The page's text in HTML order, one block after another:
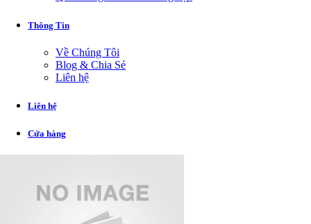
Thông Tin
Về Chúng Tôi
Blog & Chia Sẻ
Liên hệ
Liên hệ
Cửa hàng